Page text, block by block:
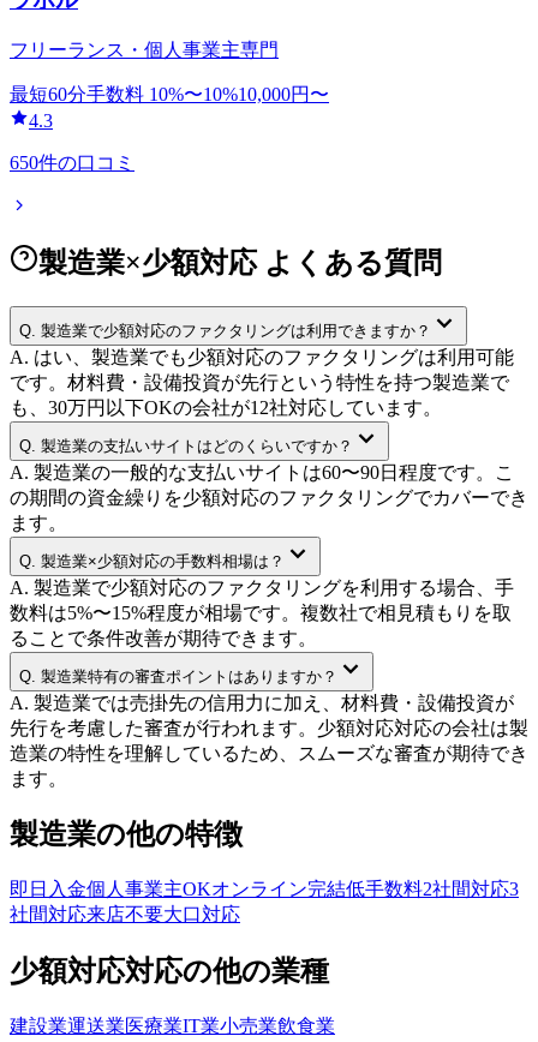
フリーランス・個人事業主専門
最短60分手数料 10%〜10%10,000円〜
4.3
650件の口コミ
製造業×少額対応 よくある質問
Q. 製造業で少額対応のファクタリングは利用できますか？
A. はい、製造業でも少額対応のファクタリングは利用可能
です。材料費・設備投資が先行という特性を持つ製造業で
も、30万円以下OKの会社が12社対応しています。
Q. 製造業の支払いサイトはどのくらいですか？
A. 製造業の一般的な支払いサイトは60〜90日程度です。こ
の期間の資金繰りを少額対応のファクタリングでカバーでき
ます。
Q. 製造業×少額対応の手数料相場は？
A. 製造業で少額対応のファクタリングを利用する場合、手
数料は5%〜15%程度が相場です。複数社で相見積もりを取
ることで条件改善が期待できます。
Q. 製造業特有の審査ポイントはありますか？
A. 製造業では売掛先の信用力に加え、材料費・設備投資が
先行を考慮した審査が行われます。少額対応対応の会社は製
造業の特性を理解しているため、スムーズな審査が期待でき
ます。
製造業の他の特徴
即日入金個人事業主OKオンライン完結低手数料2社間対応3
社間対応来店不要大口対応
少額対応対応の他の業種
建設業運送業医療業IT業小売業飲食業